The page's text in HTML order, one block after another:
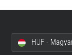
HUF -